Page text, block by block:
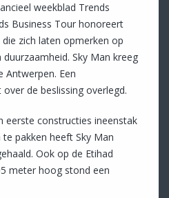
weekblad Trends
Business Tour honoreert
zich laten opmerken op
Sky Man kreeg
Antwerpen. Een
de beslissing overlegd.
eerste constructies ineenstak
pakken heeft Sky Man
Ook op de Etihad
meter hoog stond een